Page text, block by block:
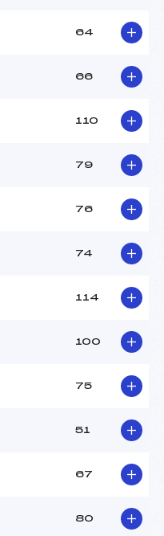
U16->Mas
64
66
110
79
76
74
114
100
75
51
67
80